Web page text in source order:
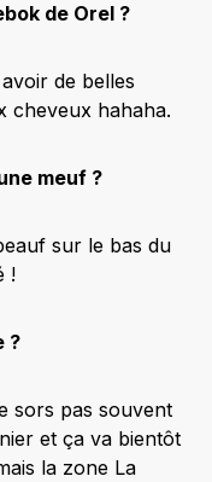
de Orel ?
avoir de belles
cheveux hahaha.
meuf ?
sur le bas du
!
?
sors pas souvent
et ça va bientôt
la zone La